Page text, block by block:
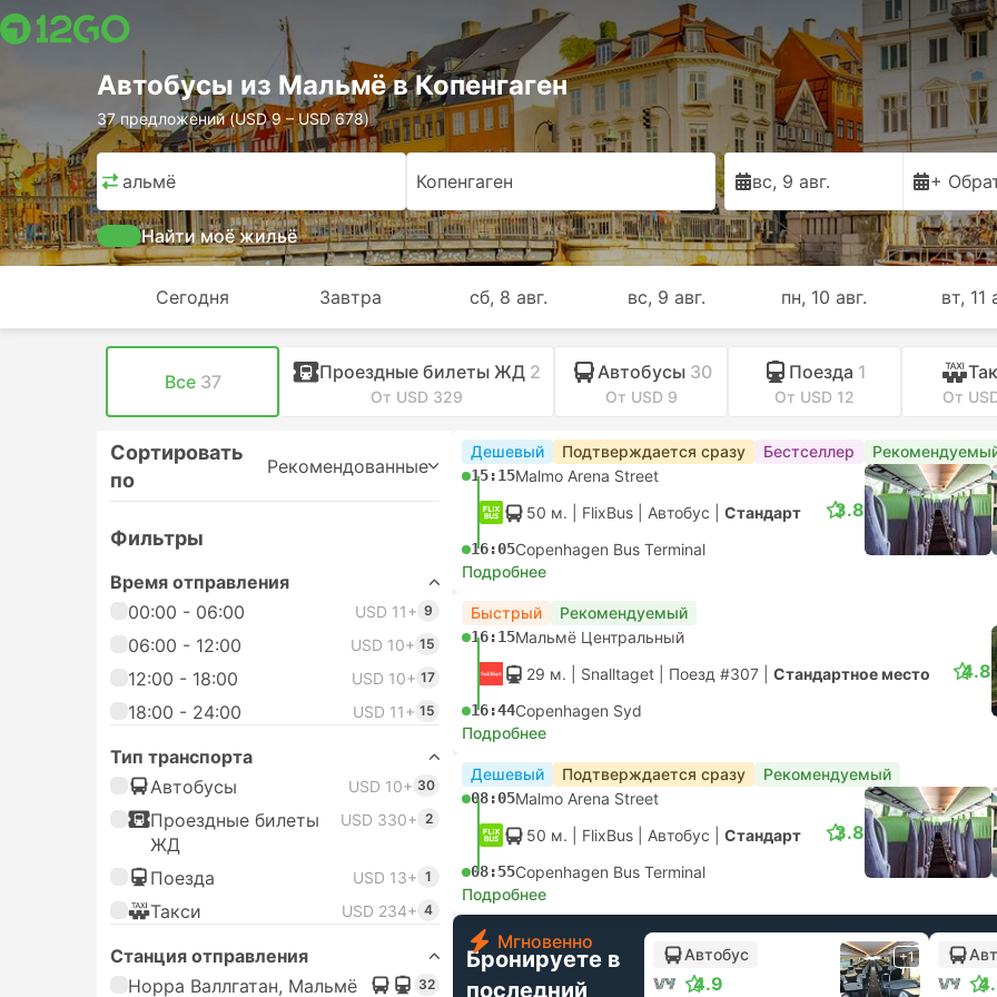
Автобусы из Мальмё в Копенгаген
37 предложений (USD 9 – USD 678)
Мальмё Копенгаген вс, 9 авг. +
Найти моё жильё
Сегодня Завтра сб, 8 авг. вс, 9 авг. пн, 10 авг. вт, 11
Все 37 Проездные билеты ЖД 2
От USD 329
Автобусы 30
От USD 9
Поезда 1
От USD 12 От
Сортировать
по
Рекомендованные
Фильтры
Время отправления
00:00 - 06:00
USD 11+ 9
06:00 - 12:00 USD 10+ 15
12:00 - 18:00 USD 10+ 17
18:00 - 24:00 USD 11+ 15
Тип транспорта
Автобусы
USD 10+ 30
Проездные билеты
ЖД
USD 330+ 2
Поезда USD 13+ 1
Такси USD 234+ 4
Станция отправления
Норра Валлгатан, Мальмё
32
Дешевый Подтверждается сразу Бестселлер
15:15Malmo Arena Street
50 м. | FlixBus Автобус Стандарт
16:05Copenhagen Bus Terminal
3.8
Подробнее
Быстрый Рекомендуемый
16:15Мальмё Центральный
29 м. | Snalltaget Поезд #307 Стандартное место
16:44Copenhagen Syd
4.8
Подробнее
Дешевый Подтверждается сразу Рекомендуемый
08:05Malmo Arena Street
50 м. | FlixBus Автобус Стандарт
08:55Copenhagen Bus Terminal
3.8
Подробнее
Мгновенно
Бронируете в
последний
Автобус
4.9
+1